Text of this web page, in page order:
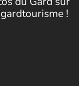
!